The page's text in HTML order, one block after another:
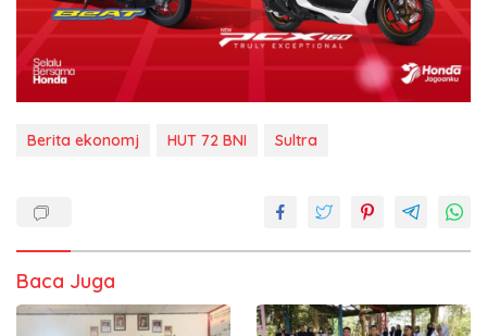
Berita ekonomj HUT 72 BNI Sultra
Baca Juga